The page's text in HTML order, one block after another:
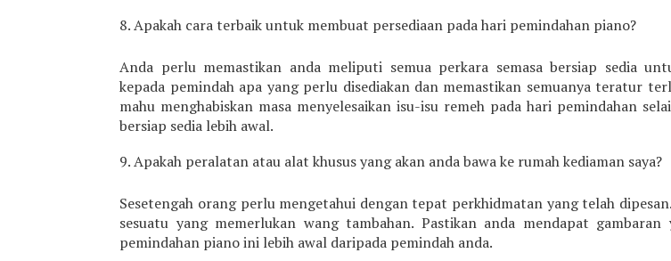
Apakah cara terbaik untuk membuat persediaan pada hari pemindahan piano?
Anda perlu memastikan anda meliputi semua perkara semasa bersiap sedia
kepada pemindah apa yang perlu disediakan dan memastikan semuanya teratur
mahu menghabiskan masa menyelesaikan isu-isu remeh pada hari pemindahan
bersiap sedia lebih awal.
Apakah peralatan atau alat khusus yang akan anda bawa ke rumah kediaman saya?
Sesetengah orang perlu mengetahui dengan tepat perkhidmatan yang telah
sesuatu yang memerlukan wang tambahan. Pastikan anda mendapat
pemindahan piano ini lebih awal daripada pemindah anda.